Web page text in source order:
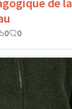
0 0